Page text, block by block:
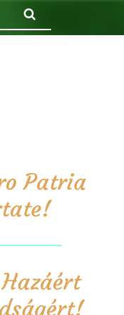
Patria